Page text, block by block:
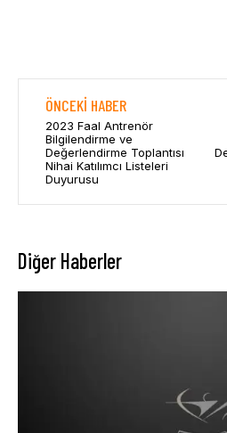
ÖNCEKI HABER
2023 Faal Antrenör
Bilgilendirme ve
Değerlendirme Toplantısı
Nihai Katılımcı Listeleri
Duyurusu
Diğer Haberler